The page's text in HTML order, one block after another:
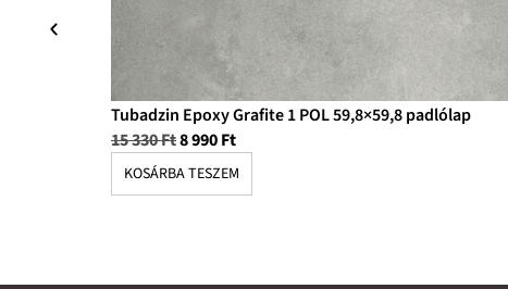
Tubadzin Epoxy Grafite 1 POL 59,8×59,8 padlólap
15 330Ft8 990Ft
KOSÁRBA TESZEM